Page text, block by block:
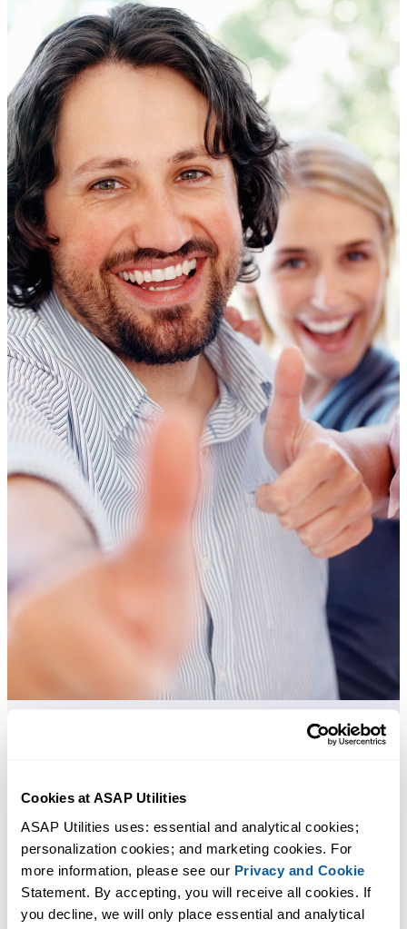
Cookies at ASAP Utilities
ASAP Utilities uses: essential and analytical cookies;
personalization cookies; and marketing cookies. For
more information, please see our Privacy and Cookie
Statement. By accepting, you will receive all cookies. If
you decline, we will only place essential and analytical
Bespaar tijd in Excel. Snel en eenvoudig.
ASAP Utilities helpt je tijd besparen en dingen doen die Excel alleen
Je kunt meteen aan de slag. Geen training nodig.